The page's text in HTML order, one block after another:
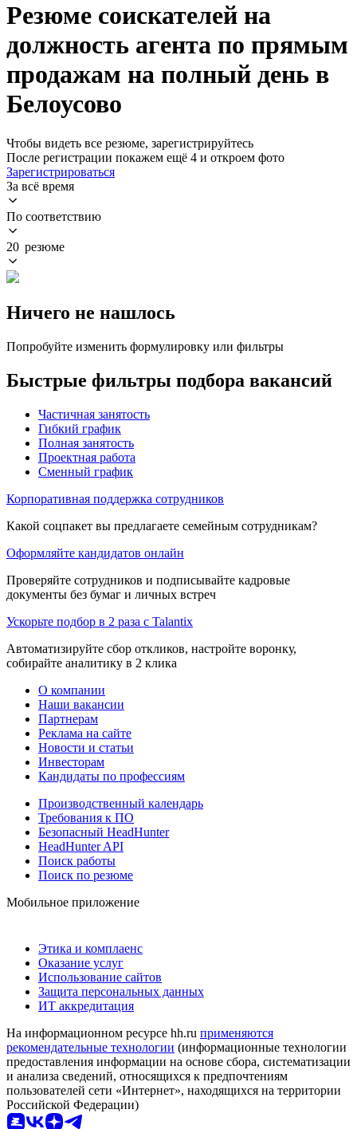
Резюме соискателей на
должность агента по прямым
продажам на полный день в
Белоусово
Чтобы видеть все резюме, зарегистрируйтесь
После регистрации покажем ещё 4 и откроем фото
Зарегистрироваться
За всё время
По соответствию
20 резюме
Ничего не нашлось
Попробуйте изменить формулировку или фильтры
Быстрые фильтры подбора вакансий
Частичная занятость
Гибкий график
Полная занятость
Проектная работа
Сменный график
Корпоративная поддержка сотрудников
Какой соцпакет вы предлагаете семейным сотрудникам?
Оформляйте кандидатов онлайн
Проверяйте сотрудников и подписывайте кадровые
документы без бумаг и личных встреч
Ускорьте подбор в 2 раза с Talantix
Автоматизируйте сбор откликов, настройте воронку,
собирайте аналитику в 2 клика
О компании
Наши вакансии
Партнерам
Реклама на сайте
Новости и статьи
Инвесторам
Кандидаты по профессиям
Производственный календарь
Требования к ПО
Безопасный HeadHunter
HeadHunter API
Поиск работы
Поиск по резюме
Мобильное приложение
Этика и комплаенс
Оказание услуг
Использование сайтов
Защита персональных данных
ИТ аккредитация
На информационном ресурсе hh.ru применяются
рекомендательные технологии (информационные технологии
предоставления информации на основе сбора, систематизации
и анализа сведений, относящихся к предпочтениям
пользователей сети «Интернет», находящихся на территории
Российской Федерации)